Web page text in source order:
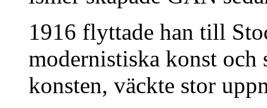
1916 flyttade han till
modernistiska konst och
konsten, väckte stor